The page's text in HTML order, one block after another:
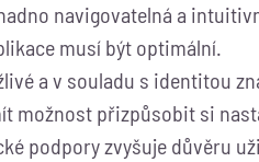
navigovatelná a
musí být optimální.
a v souladu s identitou
možnost přizpůsobit si
podpory zvyšuje důvěru